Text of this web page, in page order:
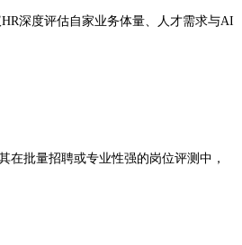
深度评估自家业务体量、人才需求与AI
批量招聘或专业性强的岗位评测中，